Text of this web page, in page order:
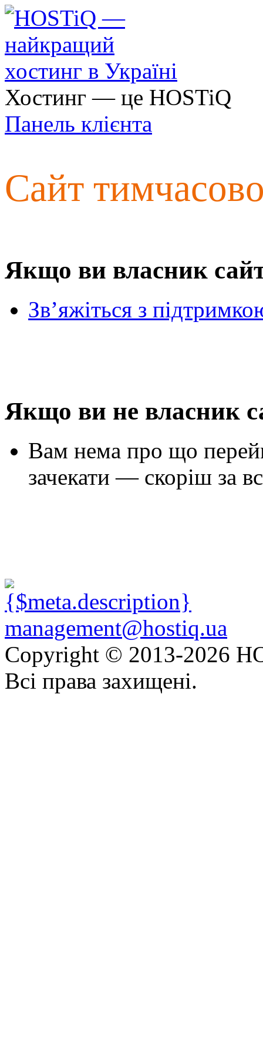
Хостинг — це HOSTiQ
Панель клієнта
Сайт
Якщо ви власник
Зв’яжіться з
Якщо ви не власник
Вам нема про що
зачекати — скоріш за
management@hostiq.ua
Copyright © 2013-2026
Всі права захищені.